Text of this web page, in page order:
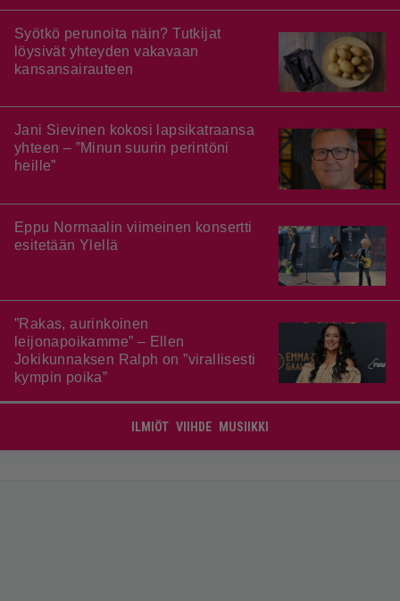
Syötkö perunoita näin? Tutkijat
löysivät yhteyden vakavaan
kansansairauteen
Jani Sievinen kokosi lapsikatraansa
yhteen – ”Minun suurin perintöni
heille”
Eppu Normaalin viimeinen konsertti
esitetään Ylellä
”Rakas, aurinkoinen
leijonapoikamme” – Ellen
Jokikunnaksen Ralph on ”virallisesti
kympin poika”
ILMIÖT VIIHDE MUSIIKKI